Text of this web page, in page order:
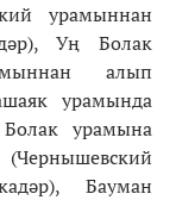
урамыннан
Уң Болак
алып
урамында
урамына
Бауман